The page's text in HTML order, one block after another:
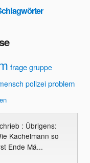
frage gruppe
polizei problem
: Übrigens:
Kachelmann so
Ende Mä...